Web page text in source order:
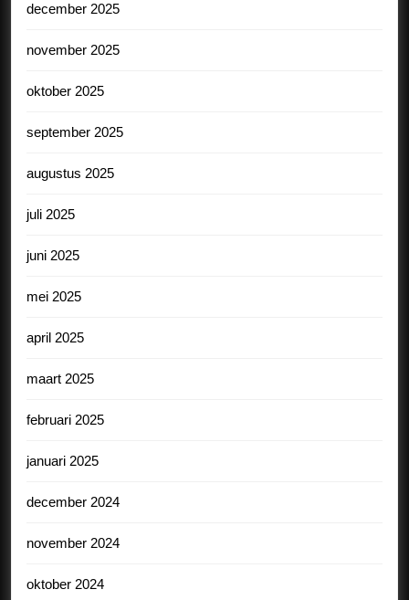
december 2025
november 2025
oktober 2025
september 2025
augustus 2025
juli 2025
juni 2025
mei 2025
april 2025
maart 2025
februari 2025
januari 2025
december 2024
november 2024
oktober 2024